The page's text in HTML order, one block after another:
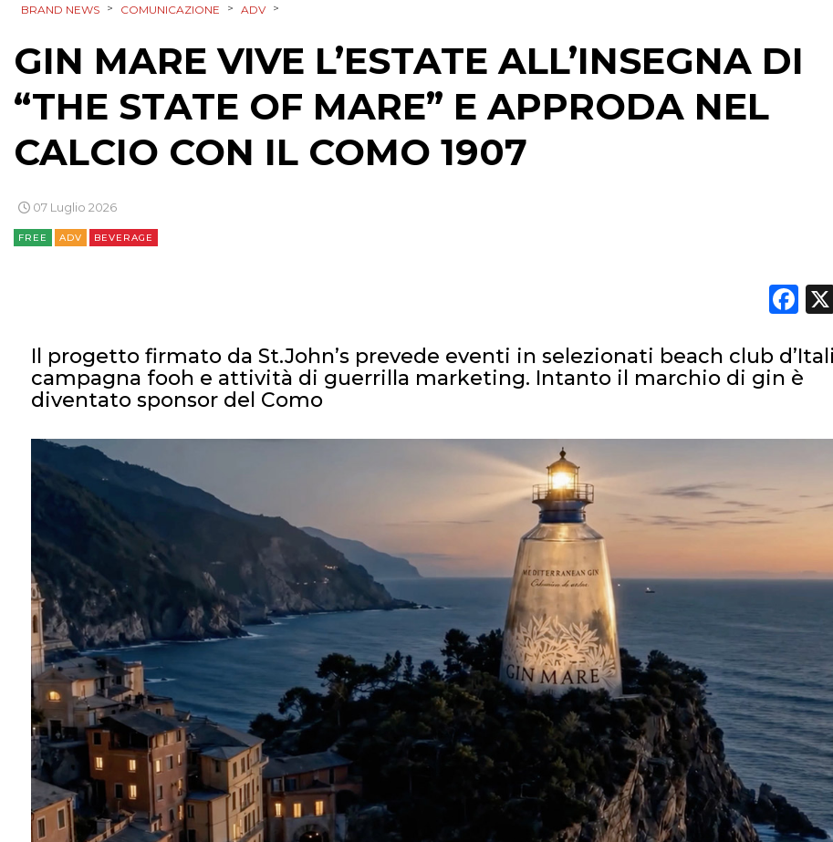
CASE HISTORY
OPINIONI
BRAND NEWS > COMUNICAZIONE > ADV >
GIN MARE VIVE L’ESTATE ALL’INSEGNA DI
“THE STATE OF MARE” E APPRODA NEL
CALCIO CON IL COMO 1907
07 Luglio 2026
FREE ADV BEVERAGE
Il progetto firmato da St.John’s prevede eventi in selezionati beach club
campagna fooh e attività di guerrilla marketing. Intanto il marchio di gin è
diventato sponsor del Como